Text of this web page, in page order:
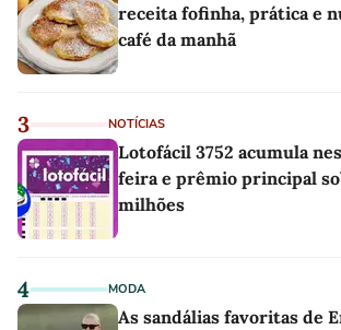
receita fofinha, prática e
café da manhã
3 NOTÍCIAS
Lotofácil 3752 acumula
feira e prêmio principal
milhões
4 MODA
As sandálias favoritas de